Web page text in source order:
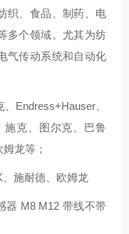
织、食品、制药、电
多个领域。尤其为纺
气传动系统和自动化
Endress+Hauser、
施克、图尔克、巴鲁
龙等；
施耐德、欧姆龙
器 M8 M12 带线不带